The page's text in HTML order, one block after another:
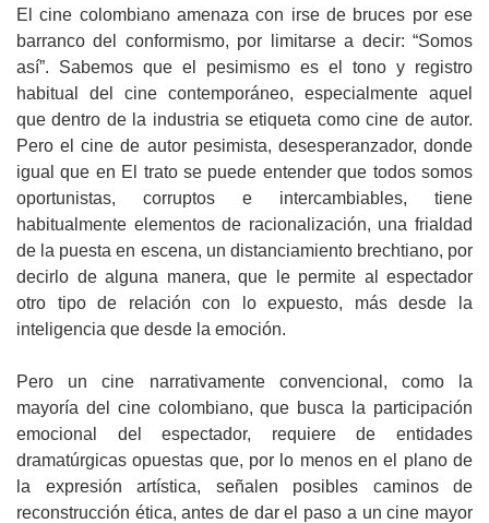
El cine colombiano amenaza con irse de bruces por ese
barranco del conformismo, por limitarse a decir: “Somos
así”. Sabemos que el pesimismo es el tono y registro
habitual del cine contemporáneo, especialmente aquel
que dentro de la industria se etiqueta como cine de autor.
Pero el cine de autor pesimista, desesperanzador, donde
igual que en El trato se puede entender que todos somos
oportunistas, corruptos e intercambiables, tiene
habitualmente elementos de racionalización, una frialdad
de la puesta en escena, un distanciamiento brechtiano, por
decirlo de alguna manera, que le permite al espectador
otro tipo de relación con lo expuesto, más desde la
inteligencia que desde la emoción.
Pero un cine narrativamente convencional, como la
mayoría del cine colombiano, que busca la participación
emocional del espectador, requiere de entidades
dramatúrgicas opuestas que, por lo menos en el plano de
la expresión artística, señalen posibles caminos de
reconstrucción ética, antes de dar el paso a un cine mayor